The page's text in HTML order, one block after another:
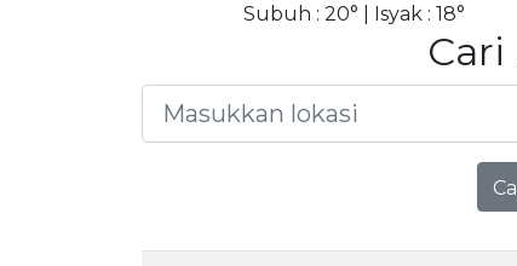
Subuh : 20° | Isyak : 18°
Cari